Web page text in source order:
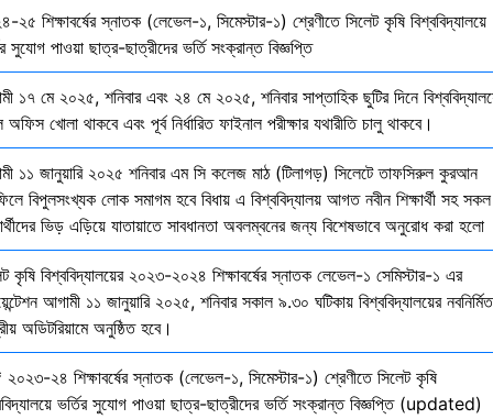
২৫ শিক্ষাবর্ষের স্নাতক (লেভেল-১, সিমেস্টার-১) শ্রেণীতে সিলেট কৃষি বিশ্ববিদ্যালয়ে
সুযোগ পাওয়া ছাত্র-ছাত্রীদের ভর্তি সংক্রান্ত বিজ্ঞপ্তি
১৭ মে ২০২৫, শনিবার এবং ২৪ মে ২০২৫, শনিবার সাপ্তাহিক ছুটির দিনে
খোলা থাকবে এবং পূর্ব নির্ধারিত ফাইনাল পরীক্ষার যথারীতি চালু থাকবে।
১১ জানুয়ারি ২০২৫ শনিবার এম সি কলেজ মাঠ (টিলাগড়) সিলেটে তাফসিরুল কুরআন
বিপুলসংখ্যক লোক সমাগম হবে বিধায় এ বিশ্ববিদ্যালয় আগত নবীন শিক্ষার্থী সহ সকল
ভিড় এড়িয়ে যাতায়াতে সাবধানতা অবলম্বনের জন্য বিশেষভাবে অনুরোধ করা হলো
কৃষি বিশ্ববিদ্যালয়ের ২০২৩-২০২৪ শিক্ষাবর্ষের স্নাতক লেভেল-১ সেমিস্টার-১ এর
আগামী ১১ জানুয়ারি ২০২৫, শনিবার সকাল ৯.৩০ ঘটিকায় বিশ্ববিদ্যালয়ের নবনির্মিত
অডিটরিয়ামে অনুষ্ঠিত হবে।
২৪ শিক্ষাবর্ষের স্নাতক (লেভেল-১, সিমেস্টার-১) শ্রেণীতে সিলেট কৃষি
ভর্তির সুযোগ পাওয়া ছাত্র-ছাত্রীদের ভর্তি সংক্রান্ত বিজ্ঞপ্তি (updated)